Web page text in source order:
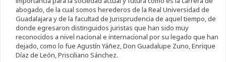
abogado, de la cual somos herederos de la Real Universidad de
Guadalajara y de la facultad de Jurisprudencia de aquel tiempo, de
donde egresaron distinguidos juristas que han sido muy
reconocidos a nivel nacional e internacional por su legado que han
dejado, como lo fue Agustín Yáñez, Don Guadalupe Zuno, Enrique
Díaz de León, Prisciliano Sánchez.